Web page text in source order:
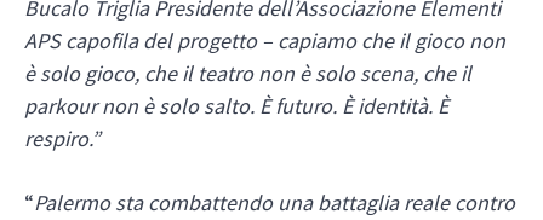
Bucalo Triglia Presidente dell’Associazione Elementi
APS capofila del progetto – capiamo che il gioco non
è solo gioco, che il teatro non è solo scena, che il
parkour non è solo salto. È futuro. È identità. È
respiro.”
“Palermo sta combattendo una battaglia reale contro